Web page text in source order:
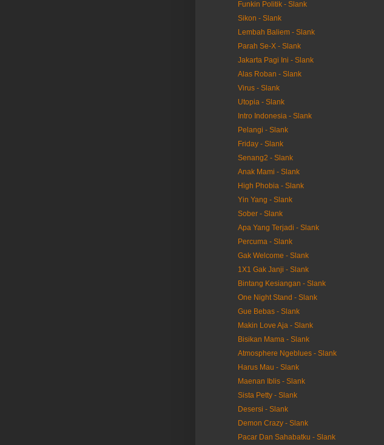
Funkin Politik - Slank
Sikon - Slank
Lembah Baliem - Slank
Parah Se-X - Slank
Jakarta Pagi Ini - Slank
Alas Roban - Slank
Virus - Slank
Utopia - Slank
Intro Indonesia - Slank
Pelangi - Slank
Friday - Slank
Senang2 - Slank
Anak Mami - Slank
High Phobia - Slank
Yin Yang - Slank
Sober - Slank
Apa Yang Terjadi - Slank
Percuma - Slank
Gak Welcome - Slank
1X1 Gak Janji - Slank
Bintang Kesiangan - Slank
One Night Stand - Slank
Gue Bebas - Slank
Makin Love Aja - Slank
Bisikan Mama - Slank
Atmosphere Ngeblues - Slank
Harus Mau - Slank
Maenan Iblis - Slank
Sista Petty - Slank
Desersi - Slank
Demon Crazy - Slank
Pacar Dan Sahabatku - Slank